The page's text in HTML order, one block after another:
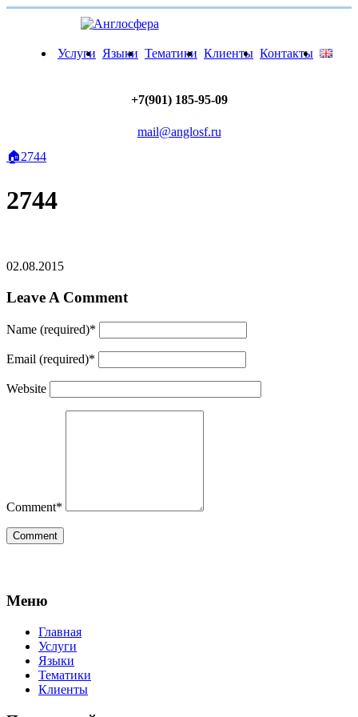
Услуги Языки Тематики Клиенты Контакты
+7(901) 185-95-09
mail@anglosf.ru
🏠2744
2744
02.08.2015
Leave A Comment
Name (required)*
Email (required)*
Website
Comment*
Меню
Главная
Услуги
Языки
Тематики
Клиенты